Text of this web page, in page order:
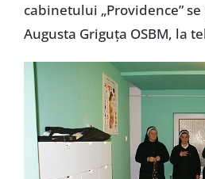
cabinetului „Providence”
Augusta Griguţa OSBM, la